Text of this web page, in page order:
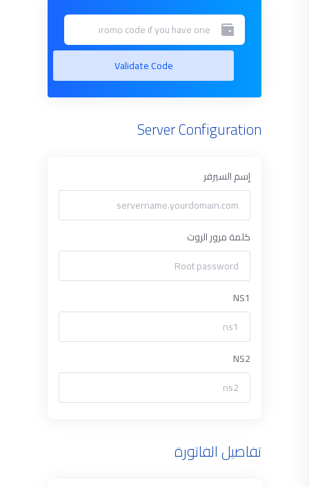
Validate Code
Server Configuration
إسم السيرفر
كلمة مرور الروت
NS1
NS2
تفاصيل الفاتورة